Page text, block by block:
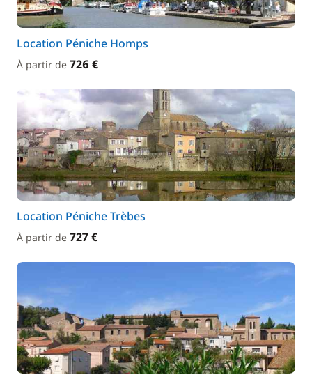
Location Péniche Homps
À partir de 726 €
Location Péniche Trèbes
À partir de 727 €